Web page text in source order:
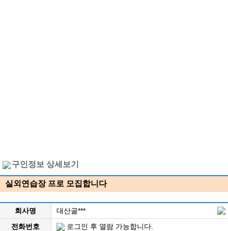
구인정보 상세보기
실외연습장 프로 모집합니다
회사명
대산골***
전화번호
로그인 후 열람 가능합니다.